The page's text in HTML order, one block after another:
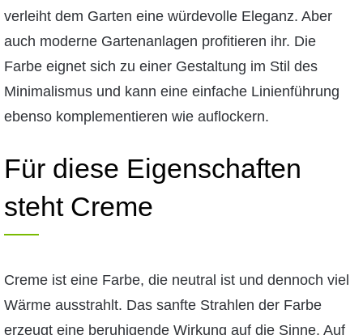
verleiht dem Garten eine würdevolle Eleganz. Aber
auch moderne Gartenanlagen profitieren ihr. Die
Farbe eignet sich zu einer Gestaltung im Stil des
Minimalismus und kann eine einfache Linienführung
ebenso komplementieren wie auflockern.
Für diese Eigenschaften
steht Creme
Creme ist eine Farbe, die neutral ist und dennoch viel
Wärme ausstrahlt. Das sanfte Strahlen der Farbe
erzeugt eine beruhigende Wirkung auf die Sinne. Auf